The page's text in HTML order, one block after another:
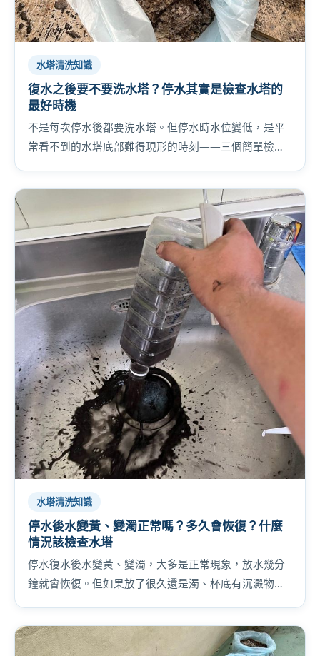
水塔清洗知識
復水之後要不要洗水塔？停水其實是檢查水塔的
最好時機
不是每次停水後都要洗水塔。但停水時水位變低，是平
常看不到的水塔底部難得現形的時刻——三個簡單檢
水塔清洗知識
停水後水變黃、變濁正常嗎？多久會恢復？什麼
情況該檢查水塔
停水復水後水變黃、變濁，大多是正常現象，放水幾分
鐘就會恢復。但如果放了很久還是濁、杯底有沉澱物，